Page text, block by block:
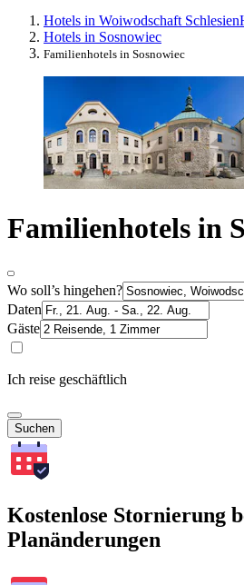
Hotels in Woiwodschaft Schlesien
Hotels in Sosnowiec
Familienhotels in Sosnowiec
Familienhotels in
Wo soll’s hingehen?
Daten
Gäste
Ich reise geschäftlich
Suchen
Kostenlose Stornierung
Planänderungen